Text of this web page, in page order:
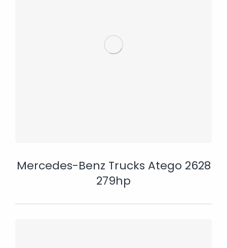
Mercedes-Benz Trucks Atego 2628
279hp